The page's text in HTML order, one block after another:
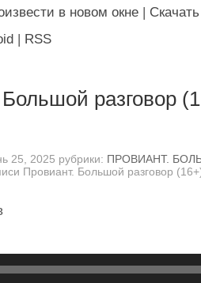
в новом окне | Скачать
| RSS
разговор
25, 2025 рубрики: ПРОВИАНТ.
Провиант. Большой разговор